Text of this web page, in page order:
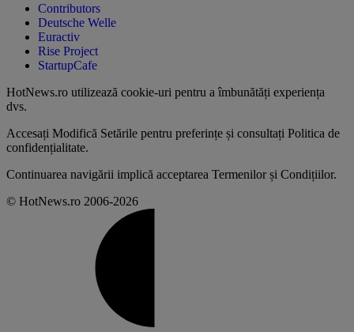
Contributors
Deutsche Welle
Euractiv
Rise Project
StartupCafe
HotNews.ro utilizează cookie-uri pentru a îmbunătăți experiența
dvs.
Accesați Modifică Setările pentru preferințe și consultați Politica de
confidențialitate.
Continuarea navigării implică acceptarea Termenilor și Condițiilor.
© HotNews.ro 2006-2026